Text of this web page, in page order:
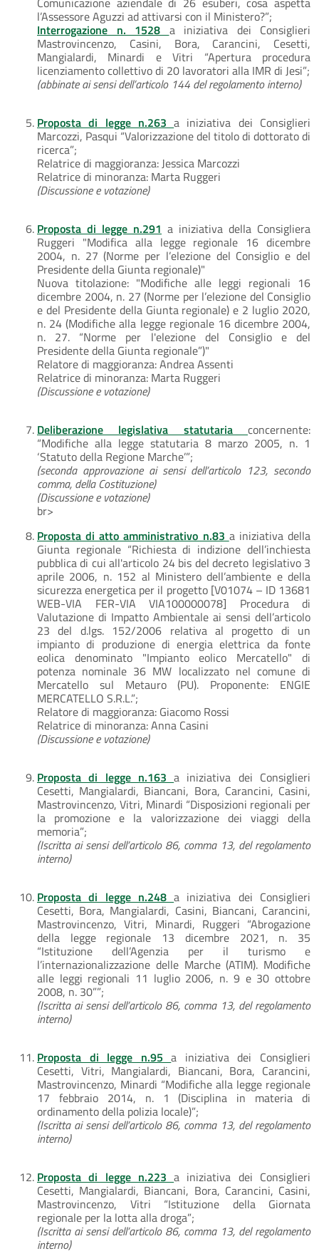
l’Assessore Aguzzi ad attivarsi con il Ministero?”;
Interrogazione n. 1528 a iniziativa dei Consiglieri
Mastrovincenzo, Casini, Bora, Carancini, Cesetti,
Mangialardi, Minardi e Vitri “Apertura procedura
licenziamento collettivo di 20 lavoratori alla IMR di Jesi”;
(abbinate ai sensi dell’articolo 144 del regolamento interno)
Proposta di legge n.263a iniziativa dei Consiglieri
Marcozzi, Pasqui “Valorizzazione del titolo di dottorato di
ricerca”;
Relatrice di maggioranza: Jessica Marcozzi
Relatrice di minoranza: Marta Ruggeri
(Discussione e votazione)
Proposta di legge n.291 a iniziativa della Consigliera
Ruggeri "Modifica alla legge regionale 16 dicembre
2004, n. 27 (Norme per l’elezione del Consiglio e del
Presidente della Giunta regionale)"
Nuova titolazione: "Modifiche alle leggi regionali 16
dicembre 2004, n. 27 (Norme per l’elezione del Consiglio
e del Presidente della Giunta regionale) e 2 luglio 2020,
n. 24 (Modifiche alla legge regionale 16 dicembre 2004,
n. 27. “Norme per l'elezione del Consiglio e del
Presidente della Giunta regionale”)"
Relatore di maggioranza: Andrea Assenti
Relatrice di minoranza: Marta Ruggeri
(Discussione e votazione)
Deliberazione legislativa statutaria concernente:
“Modifiche alla legge statutaria 8 marzo 2005, n. 1
‘Statuto della Regione Marche’”;
(seconda approvazione ai sensi dell’articolo 123, secondo
comma, della Costituzione)
(Discussione e votazione)
br>
Proposta di atto amministrativo n.83 a iniziativa della
Giunta regionale “Richiesta di indizione dell’inchiesta
pubblica di cui all'articolo 24 bis del decreto legislativo 3
aprile 2006, n. 152 al Ministero dell’ambiente e della
sicurezza energetica per il progetto [V01074 – ID 13681
WEB-VIA FER-VIA VIA100000078] Procedura di
Valutazione di Impatto Ambientale ai sensi dell’articolo
23 del d.lgs. 152/2006 relativa al progetto di un
impianto di produzione di energia elettrica da fonte
eolica denominato "Impianto eolico Mercatello" di
potenza nominale 36 MW localizzato nel comune di
Mercatello sul Metauro (PU). Proponente: ENGIE
MERCATELLO S.R.L.”;
Relatore di maggioranza: Giacomo Rossi
Relatrice di minoranza: Anna Casini
(Discussione e votazione)
Proposta di legge n.163a iniziativa dei Consiglieri
Cesetti, Mangialardi, Biancani, Bora, Carancini, Casini,
Mastrovincenzo, Vitri, Minardi “Disposizioni regionali per
la promozione e la valorizzazione dei viaggi della
memoria”;
(Iscritta ai sensi dell’articolo 86, comma 13, del regolamento
interno)
Proposta di legge n.248a iniziativa dei Consiglieri
Cesetti, Bora, Mangialardi, Casini, Biancani, Carancini,
Mastrovincenzo, Vitri, Minardi, Ruggeri “Abrogazione
della legge regionale 13 dicembre 2021, n. 35
“Istituzione dell’Agenzia per il turismo e
l’internazionalizzazione delle Marche (ATIM). Modifiche
alle leggi regionali 11 luglio 2006, n. 9 e 30 ottobre
2008, n. 30””;
(Iscritta ai sensi dell’articolo 86, comma 13, del regolamento
interno)
Proposta di legge n.95a iniziativa dei Consiglieri
Cesetti, Vitri, Mangialardi, Biancani, Bora, Carancini,
Mastrovincenzo, Minardi “Modifiche alla legge regionale
17 febbraio 2014, n. 1 (Disciplina in materia di
ordinamento della polizia locale)”;
(Iscritta ai sensi dell’articolo 86, comma 13, del regolamento
interno)
Proposta di legge n.223a iniziativa dei Consiglieri
Cesetti, Mangialardi, Biancani, Bora, Carancini, Casini,
Mastrovincenzo, Vitri “Istituzione della Giornata
regionale per la lotta alla droga”;
(Iscritta ai sensi dell’articolo 86, comma 13, del regolamento
interno)